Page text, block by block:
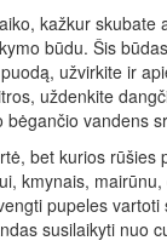
kažkur
būdu. Šis
užvirkite ir
uždenkite
vandens
bet kurios
kmynais,
pupeles
susilaikyti nuo